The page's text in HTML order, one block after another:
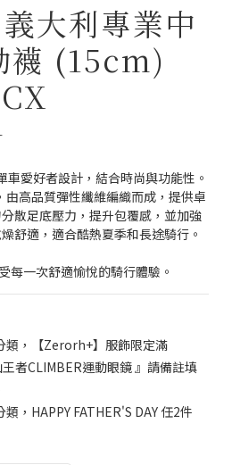
大利專業中
襪 (15cm)
愛好者設計，結合時尚與功能性。
高品質彈性纖維編織而成，提供卓
散足底壓力，提升包覆感，並加強
舒適，適合酷熱夏季和長途騎行。
每一次舒適愉悅的騎行體驗。
類，【Zerorh+】服飾限定滿
者CLIMBER運動眼鏡 』請備註填
類，HAPPY FATHER'S DAY 任2件